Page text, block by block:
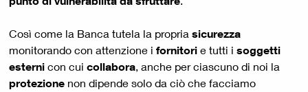
Così come la Banca tutela la propria sicurezza
monitorando con attenzione i fornitori e tutti i soggetti
esterni con cui collabora, anche per ciascuno di noi la
protezione non dipende solo da ciò che facciamo